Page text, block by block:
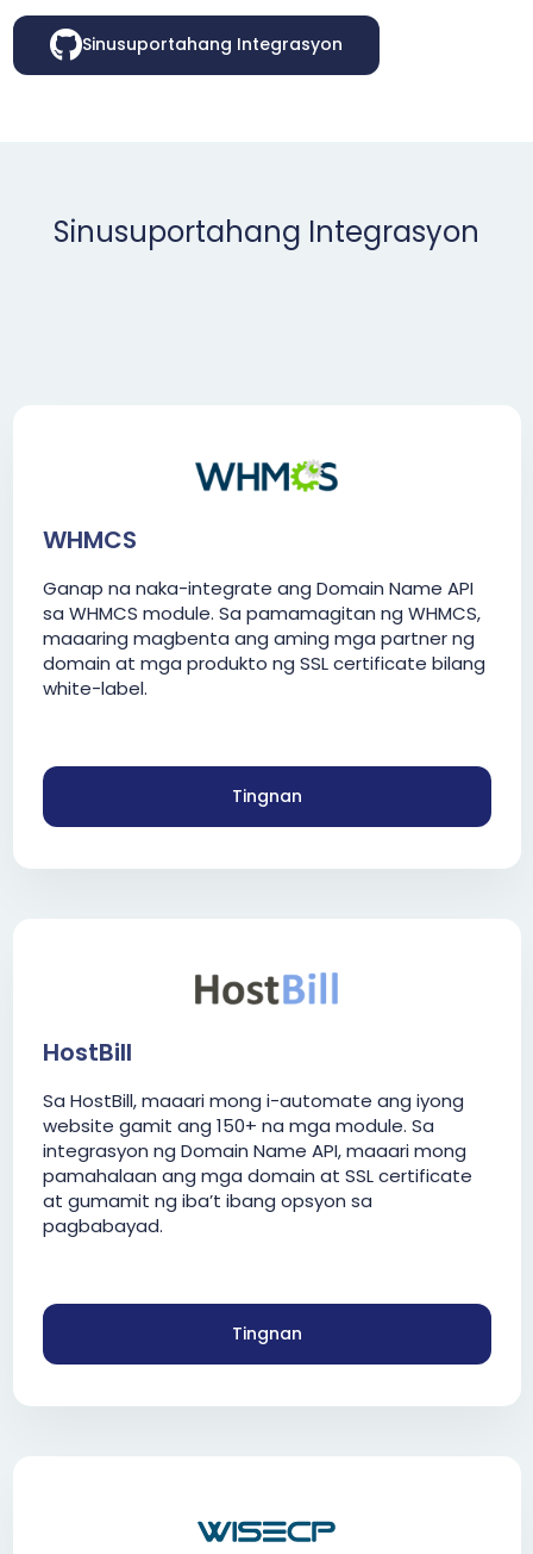
Sinusuportahang Integrasyon
Sinusuportahang Integrasyon
WHMCS
Ganap na naka-integrate ang Domain Name API
sa WHMCS module. Sa pamamagitan ng WHMCS,
maaaring magbenta ang aming mga partner ng
domain at mga produkto ng SSL certificate bilang
white-label.
Tingnan
HostBill
Sa HostBill, maaari mong i-automate ang iyong
website gamit ang 150+ na mga module. Sa
integrasyon ng Domain Name API, maaari mong
pamahalaan ang mga domain at SSL certificate
at gumamit ng iba’t ibang opsyon sa
pagbabayad.
Tingnan